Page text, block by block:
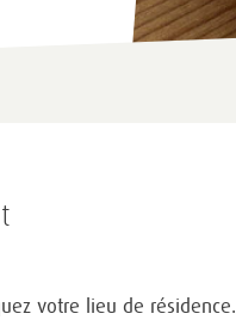
votre lieu de résidence.